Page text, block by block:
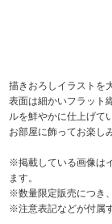
ラブライブ！シリ
ラブライブ！
ラブライブ！サンシ
ラブライブ！虹ヶ咲
描きおろしイラストを
表面は細かいフラット
ルを鮮やかに仕上げて
お部屋に飾ってお楽し
※掲載している画像は
ます。
※数量限定販売につき
※注意表記などが付属